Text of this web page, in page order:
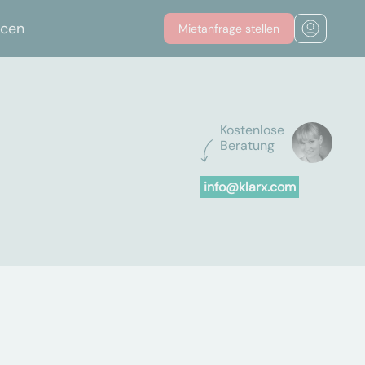
Mietanfrage stellen
Kostenlose
Beratung
info@klarx.com